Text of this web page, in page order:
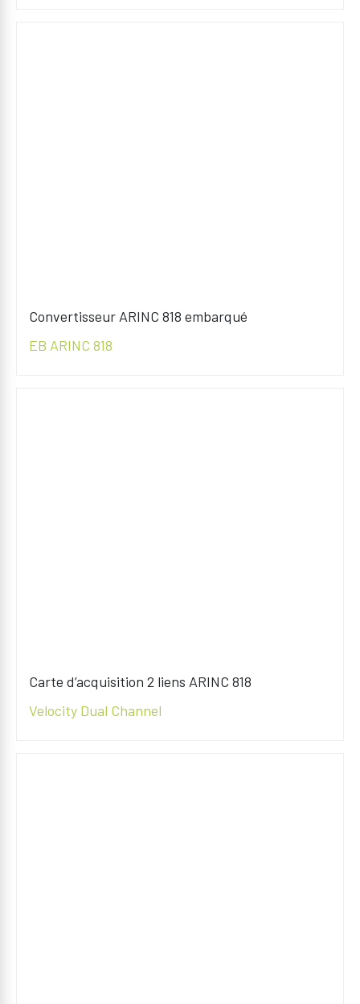
Convertisseur ARINC 818 embarqué
EB ARINC 818
Carte d’acquisition 2 liens ARINC 818
Velocity Dual Channel